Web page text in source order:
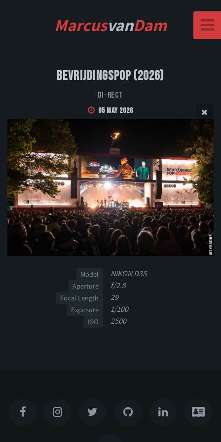
MarcusvanDam
Bevrijdingspop (2026)
DI-RECT
05 May 2026
Model NIKON D3S
Aperture f/2.8
Focal Length 29
Exposure 1/100
ISO 2500